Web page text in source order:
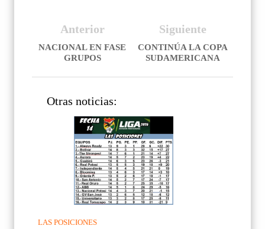
Siguiente
CONTINÚA LA COPA
SUDAMERICANA
Anterior
NACIONAL EN FASE
GRUPOS
Otras noticias:
LAS POSICIONES